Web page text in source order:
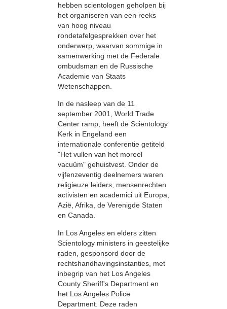
hebben scientologen geholpen bij
het organiseren van een reeks
van hoog niveau
rondetafelgesprekken over het
onderwerp, waarvan sommige in
samenwerking met de Federale
ombudsman en de Russische
Academie van Staats
Wetenschappen.
In de nasleep van de 11
september 2001, World Trade
Center ramp, heeft de Scientology
Kerk in Engeland een
internationale conferentie getiteld
"Het vullen van het moreel
vacuüm" gehuistvest. Onder de
vijfenzeventig deelnemers waren
religieuze leiders, mensenrechten
activisten en academici uit Europa,
Azië, Afrika, de Verenigde Staten
en Canada.
In Los Angeles en elders zitten
Scientology ministers in geestelijke
raden, gesponsord door de
rechtshandhavingsinstanties, met
inbegrip van het Los Angeles
County Sheriff's Department en
het Los Angeles Police
Department. Deze raden